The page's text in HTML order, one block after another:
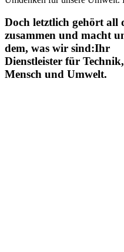
Doch letztlich gehört all
zusammen und macht
dem, was wir sind:Ihr
Dienstleister für Technik,
Mensch und Umwelt.